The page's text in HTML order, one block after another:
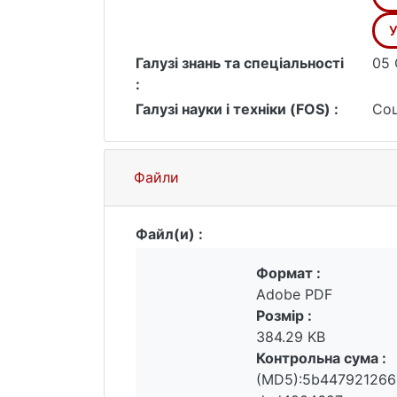
в Україні. Зокрема вказано на брак
Охарактеризовано поточний стан
міграція та мобілізація (остання
Підкреслено, що базовою
статистичних даних, які
рахунок ширшого залучення
Галузі знань та спеціальності
:
05
Галузі науки і техніки (FOS) :
Файли
Файл(и) :
Формат :
Adobe PDF
Розмір :
384.29 KB
Контрольна сума :